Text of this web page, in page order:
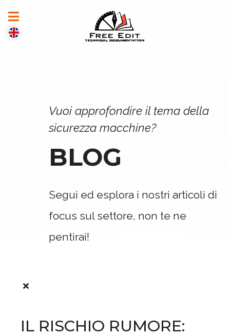
Vuoi approfondire il tema della
sicurezza macchine?
BLOG
Segui ed esplora i nostri articoli di
focus sul settore, non te ne
pentirai!
IL RISCHIO RUMORE: